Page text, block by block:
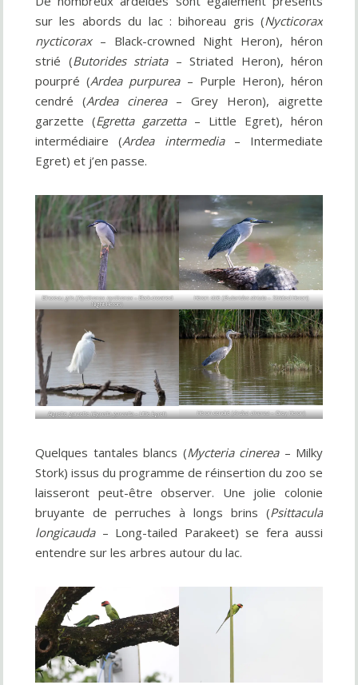
sur les abords du lac : bihoreau gris (Nycticorax
nycticorax– Black-crowned Night Heron), héron
strié (Butorides striata– Striated Heron), héron
pourpré (Ardea purpurea– Purple Heron), héron
cendré (Ardea cinerea– Grey Heron), aigrette
garzette (Egretta garzetta– Little Egret), héron
intermédiaire (Ardea intermedia– Intermediate
Egret) et j’en passe.
Bihoreau gris (Nycticorax nycticorax– Black-crowned
Night Heron)
Héron strié (Butorides striata– Striated Heron)
Aigrette garzette (Egretta garzetta– Little Egret) Héron cendré (Ardea cinerea– Grey Heron)
Quelques tantales blancs (Mycteria cinerea– Milky
Stork) issus du programme de réinsertion du zoo se
laisseront peut-être observer. Une jolie colonie
bruyante de perruches à longs brins (Psittacula
longicauda– Long-tailed Parakeet) se fera aussi
entendre sur les arbres autour du lac.